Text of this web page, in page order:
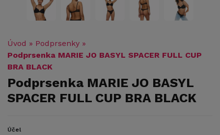
Úvod » Podprsenky »
Podprsenka MARIE JO BASYL SPACER FULL CUP
BRA BLACK
Podprsenka MARIE JO BASYL
SPACER FULL CUP BRA BLACK
Účel